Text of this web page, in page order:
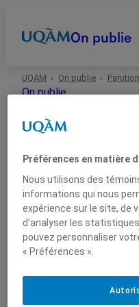
Accueil
Autrices et auteurs
Domaines
Types
On publie
UQAM On publie
On publie
2023ArtsEssai
Écrire pour
devienne
Préférences en matière
Nous utilisons des
informations qui nous
expérience sur le site, de
d’analyser les
pouvez personnaliser
« Préférences ».